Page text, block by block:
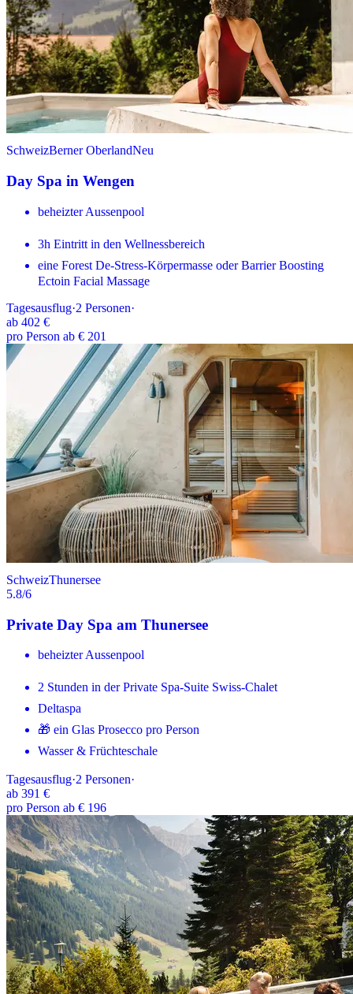
SchweizBerner OberlandNeu
Day Spa in Wengen
beheizter Aussenpool
3h Eintritt in den Wellnessbereich
eine Forest De-Stress-Körpermasse oder Barrier Boosting
Ectoin Facial Massage
Tagesausflug·2 Personen·
ab 402 €
pro Person ab € 201
SchweizThunersee
5.8/6
Private Day Spa am Thunersee
beheizter Aussenpool
2 Stunden in der Private Spa-Suite Swiss-Chalet
Deltaspa
🎁 ein Glas Prosecco pro Person
Wasser & Früchteschale
Tagesausflug·2 Personen·
ab 391 €
pro Person ab € 196